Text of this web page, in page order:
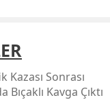
Kazası Sonrası
Kavga Çıktı